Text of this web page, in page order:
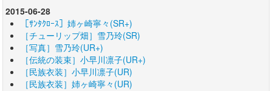
2015-06-28
［ｻﾝﾀｸﾛｰｽ］姉ヶ崎寧々(SR+)
［チューリップ畑］雪乃玲(SR)
［写真］雪乃玲(UR+)
［伝統の装束］小早川凛子(UR+)
［民族衣装］小早川凛子(UR)
［民族衣装］姉ヶ崎寧々(UR)